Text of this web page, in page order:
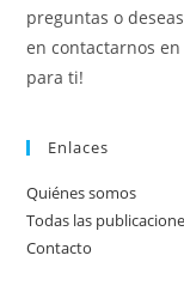
preguntas o
en contactarnos en
para ti!
Enlaces
Quiénes somos
Todas las
Contacto